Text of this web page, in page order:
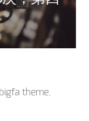
bigfa theme.